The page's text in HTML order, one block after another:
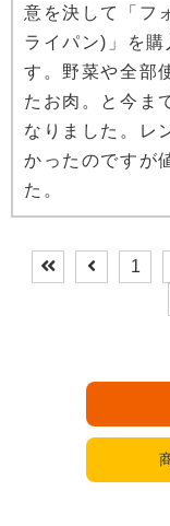
意を決して「フ
ライパン)」を
す。野菜や全部
たお肉。と今ま
なりました。レ
かったのですが
た。
1